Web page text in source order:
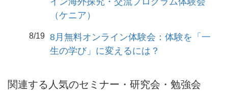
（ケニア）
8/19 8月無料オンライン体験会：体験を「一
生の学び」に変えるには？
関連する人気のセミナー・研究会・勉強会